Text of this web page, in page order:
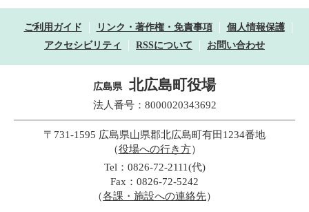
ご利用ガイド リンク・著作権・免責事項
個人情報保護
アクセシビリティ
RSSについて お問い合わせ
広島県 北広島町役場
法人番号：8000020343692
〒731-1595 広島県山県郡北広島町有田1234番地
（役場への行き方）
Tel：0826-72-2111(代)
Fax：0826-72-5242
（各課・施設への連絡先）